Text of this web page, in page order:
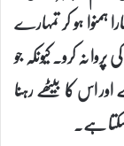
ہمنوا ہو کر تمہارے
نہ کرو۔ کیونکہ جو
اس کا بیٹھے رہنا
ہے۔